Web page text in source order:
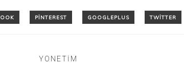
YONETIM